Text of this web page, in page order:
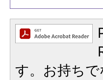
す。お持ち